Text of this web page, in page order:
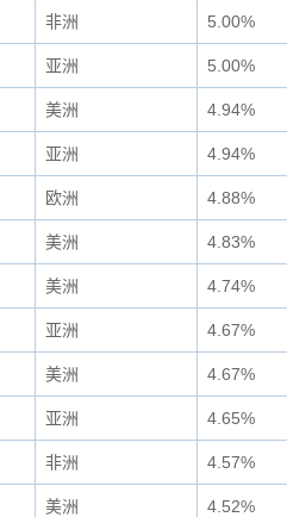
非洲 5.00%
亚洲 5.00%
美洲 4.94%
亚洲 4.94%
欧洲 4.88%
美洲 4.83%
美洲 4.74%
亚洲 4.67%
美洲 4.67%
亚洲 4.65%
非洲 4.57%
美洲 4.52%